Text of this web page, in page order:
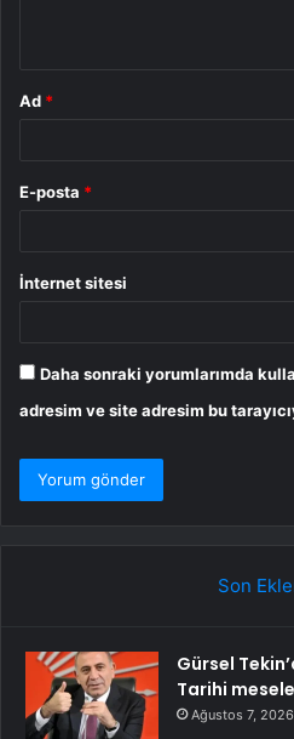
Ad *
E-posta *
İnternet sitesi
Daha sonraki yorumlarımda
adresim ve site adresim bu
Son
Gürsel
Tarihi
Ağustos 7, 2026